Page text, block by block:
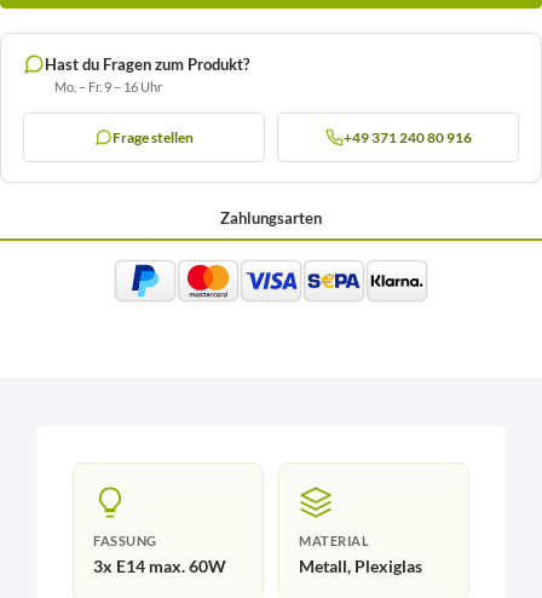
Hast du Fragen zum Produkt?
Mo. – Fr. 9 – 16 Uhr
Frage stellen +49 371 240 80 916
Zahlungsarten
FASSUNG
3x E14 max. 60W
MATERIAL
Metall, Plexiglas